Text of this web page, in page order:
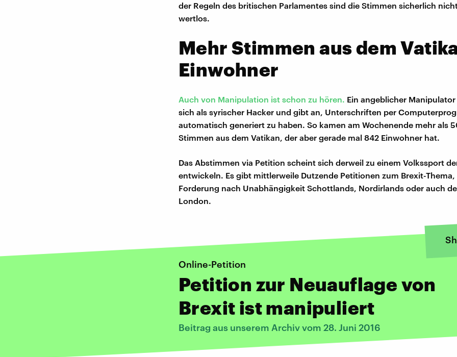
der Regeln des britischen Parlamentes sind die Stimmen sicherlich
wertlos.
Mehr Stimmen aus dem
Einwohner
Auch von Manipulation ist schon zu hören. Ein angeblicher
sich als syrischer Hacker und gibt an, Unterschriften per
automatisch generiert zu haben. So kamen am Wochenende mehr als
Stimmen aus dem Vatikan, der aber gerade mal 842 Einwohner hat.
Das Abstimmen via Petition scheint sich derweil zu einem Volkssport
entwickeln. Es gibt mittlerweile Dutzende Petitionen zum Brexit-Thema,
Forderung nach Unabhängigkeit Schottlands, Nordirlands oder auch
London.
Online-Petition
Petition zur Neuauflage von
Brexit ist manipuliert
Beitrag aus unserem Archiv vom 28. Juni 2016